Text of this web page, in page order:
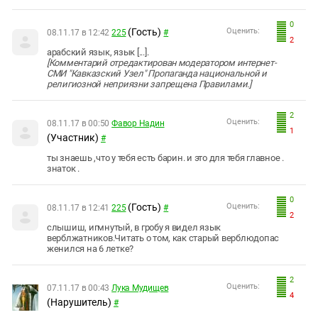
0
2
Оценить:
08.11.17 в 12:42 225 (Гость) #
арабский язык, язык [...] .
[Комментарий отредактирован модератором интернет-
СМИ "Кавказский Узел" Пропаганда национальной и
религиозной неприязни запрещена Правилами.]
2
1
Оценить:
08.11.17 в 00:50 Фавор Надин
(Участник) #
ты знаешь ,что у тебя есть барин. и это для тебя главное .
знаток .
0
2
Оценить:
08.11.17 в 12:41 225 (Гость) #
слышиш, игмнутый, в гробу я видел язык
верблжатников.Читать о том, как старый верблюдопас
женился на 6 летке?
2
4
Оценить:
07.11.17 в 00:43 Лука Мудищев
(Нарушитель) #